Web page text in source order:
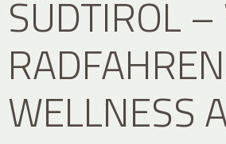
SÜDTIROL
WELLNESS